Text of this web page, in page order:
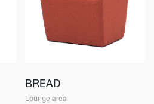
BREAD
Lounge area